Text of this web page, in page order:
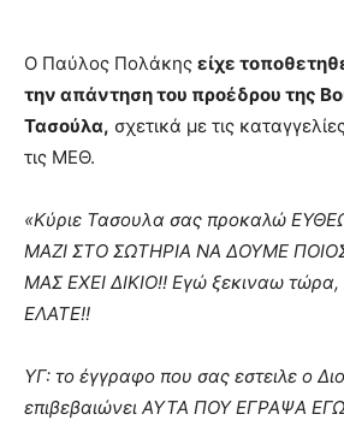
Ο Παύλος Πολάκης είχε
την απάντηση του προέδρου της
Τασούλα, σχετικά με τις
τις ΜΕΘ.
«Κύριε Τασουλα σας προκαλώ
ΜΑΖΙ ΣΤΟ ΣΩΤΗΡΙΑ ΝΑ ΔΟΥΜΕ
ΜΑΣ ΕΧΕΙ ΔΙΚΙΟ!! Εγώ ξεκιναω
ΕΛΑΤΕ!!
ΥΓ: το έγγραφο που σας εστειλε ο
επιβεβαιώνει ΑΥΤΑ ΠΟΥ ΕΓΡΑΨΑ